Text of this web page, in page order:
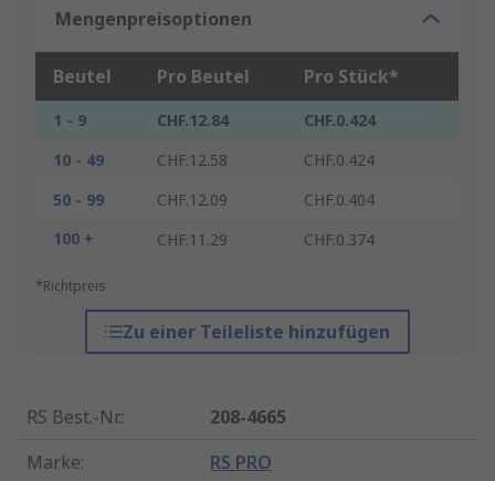
Mengenpreisoptionen
Beutel Pro Beutel Pro Stück*
1 - 9 CHF.12.84
CHF.0.424
10 - 49
CHF.12.58
CHF.0.424
50 - 99
CHF.12.09
CHF.0.404
100 +
CHF.11.29 CHF.0.374
*Richtpreis
Zu einer Teileliste hinzufügen
RS Best.-Nr.:
208-4665
Marke: RS PRO